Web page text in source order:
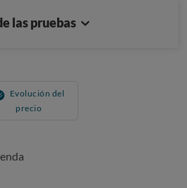
las pruebas
Evolución del
precio